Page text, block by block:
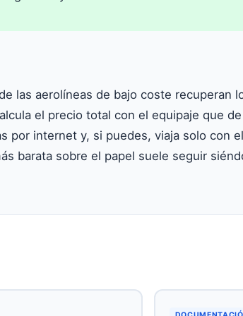
las aerolíneas de bajo coste recuperan
el precio total con el equipaje que
por internet y, si puedes, viaja solo con
barata sobre el papel suele seguir